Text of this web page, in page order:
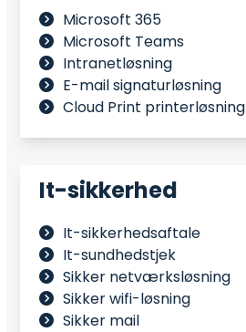
Microsoft 365
Microsoft Teams
Intranetløsning
E-mail signaturløsning
Cloud Print printerløsning
It-sikkerhed
It-sikkerhedsaftale
It-sundhedstjek
Sikker netværksløsning
Sikker wifi-løsning
Sikker mail